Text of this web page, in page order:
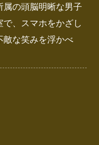
属の頭脳明晰な男子
、スマホをかざし
敵な笑みを浮かべ